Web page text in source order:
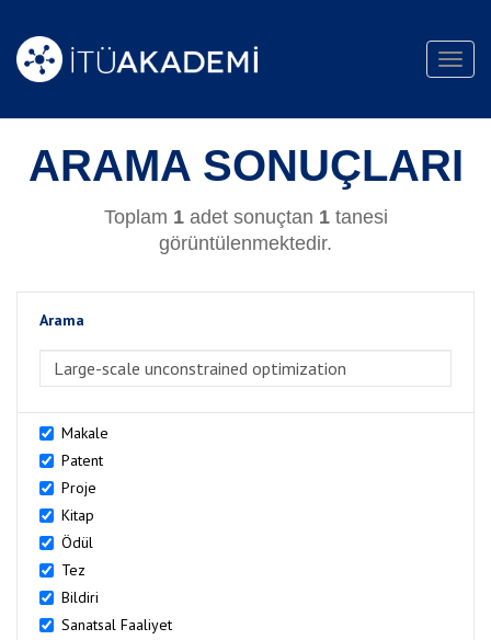
ARAMA SONUÇLARI
Toplam 1adet sonuçtan 1tanesi
görüntülenmektedir.
Arama
>Arama
Makale
Patent
Proje
Kitap
Ödül
Tez
Bildiri
Sanatsal Faaliyet